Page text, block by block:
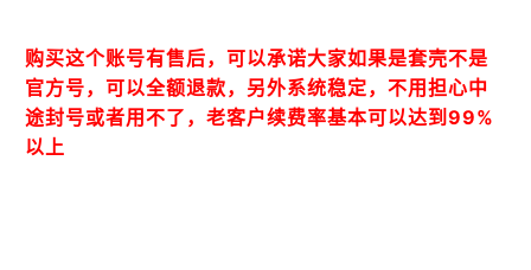
购买这个账号有售后，可以承诺大家如果是套壳不是
官方号，可以全额退款，另外系统稳定，不用担心中
途封号或者用不了，老客户续费率基本可以达到99%
以上